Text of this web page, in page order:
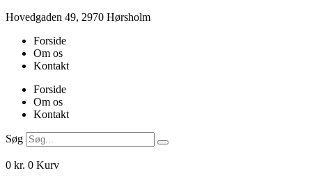
Videre
indhold
Hovedgaden 49, 2970 Hørsholm
Forside
Om os
Kontakt
Forside
Om os
Kontakt
Søg
0 kr. 0 Kurv